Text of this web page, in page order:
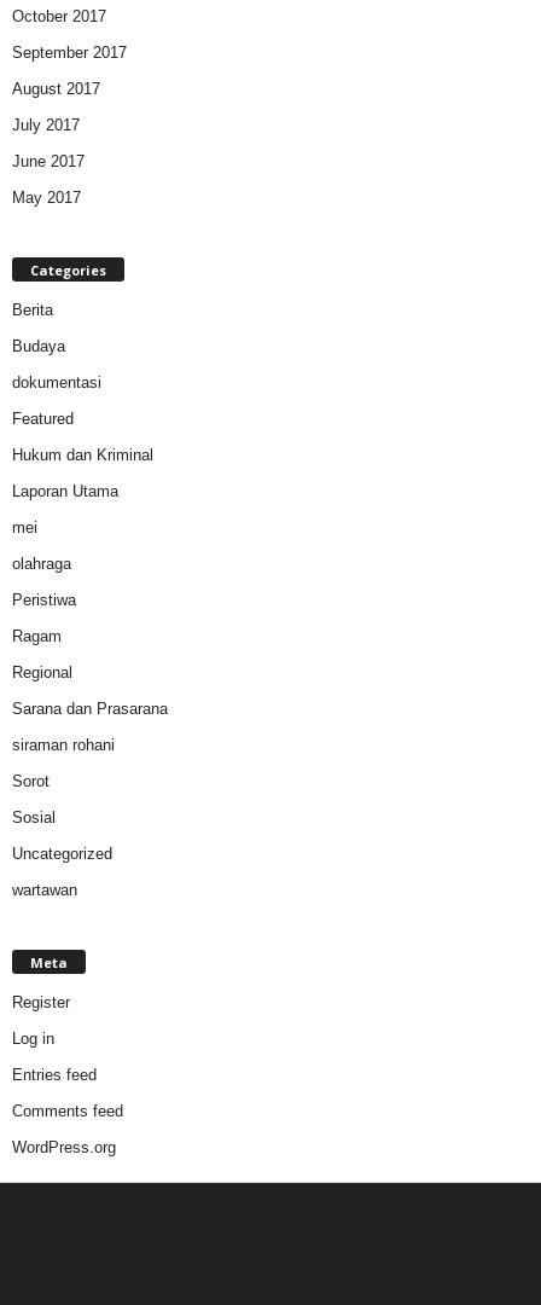
October 2017
September 2017
August 2017
July 2017
June 2017
May 2017
Categories
Berita
Budaya
dokumentasi
Featured
Hukum dan Kriminal
Laporan Utama
mei
olahraga
Peristiwa
Ragam
Regional
Sarana dan Prasarana
siraman rohani
Sorot
Sosial
Uncategorized
wartawan
Meta
Register
Log in
Entries feed
Comments feed
WordPress.org